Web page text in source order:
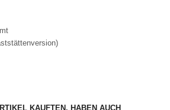
KAUFTEN, HABEN AUCH